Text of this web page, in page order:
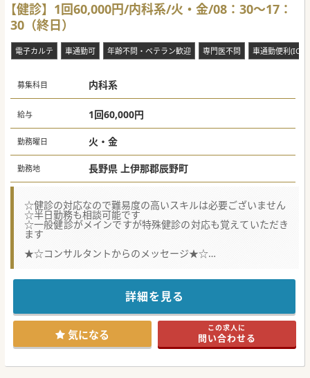
【健診】1回60,000円/内科系/火・金/08：30～17：
30（終日）
電子カルテ 車通勤可 年齢不問・ベテラン歓迎 専門医不問 車通勤便利(IC
募集科目 内科系
給与 1回60,000円
勤務曜日 火・金
勤務地 長野県 上伊那郡辰野町
☆健診の対応なので難易度の高いスキルは必要ございません
☆半日勤務も相談可能です
☆一般健診がメインですが特殊健診の対応も覚えていただき
ます
★☆コンサルタントからのメッセージ★☆
東京に本部を置く大手健診グループです。
トでカルテの確認もできます。
予防医療に興味のある方や自然あふれる地域で仕事がしたい
まずはお気軽にお問い合わせください。
詳細を見る
気になる この求人に
問い合わせる